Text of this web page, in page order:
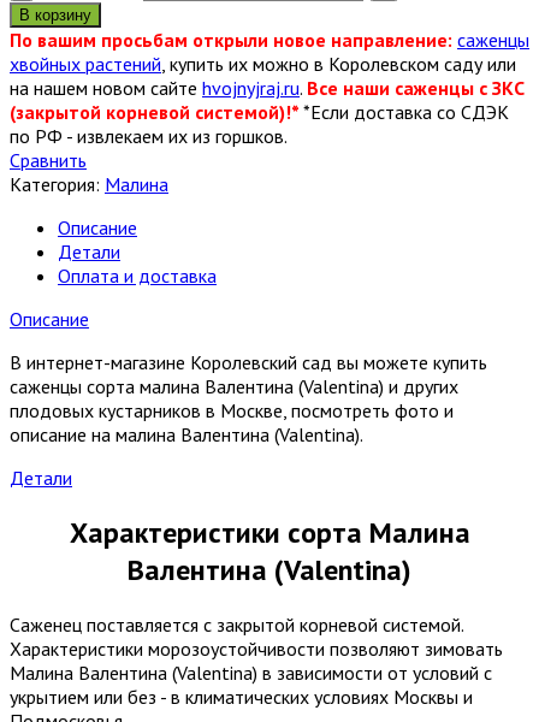
В корзину
По вашим просьбам открыли новое направление: саженцы
хвойных растений, купить их можно в Королевском саду или
на нашем новом сайте hvojnyjraj.ru. Все наши саженцы с ЗКС
(закрытой корневой системой)!* *Если доставка со СДЭК
по РФ - извлекаем их из горшков.
Сравнить
Категория: Малина
Описание
Детали
Оплата и доставка
Описание
В интернет-магазине Королевский сад вы можете купить
саженцы сорта малина Валентина (Valentina) и других
плодовых кустарников в Москве, посмотреть фото и
описание на малина Валентина (Valentina).
Детали
Характеристики сорта Малина
Валентина (Valentina)
Саженец поставляется с закрытой корневой системой.
Характеристики морозоустойчивости позволяют зимовать
Малина Валентина (Valentina) в зависимости от условий с
укрытием или без - в климатических условиях Москвы и